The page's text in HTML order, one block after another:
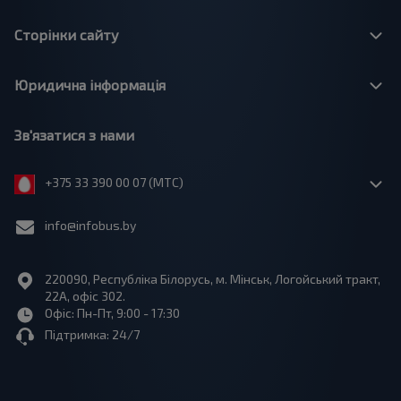
Сторінки сайту
Юридична інформація
Зв'язатися з нами
+375 33 390 00 07 (МТС)
info@infobus.by
220090, Республіка Білорусь, м. Мінськ, Логойський тракт,
22А, офіс 302.
Офіс: Пн-Пт, 9:00 - 17:30
Підтримка: 24/7